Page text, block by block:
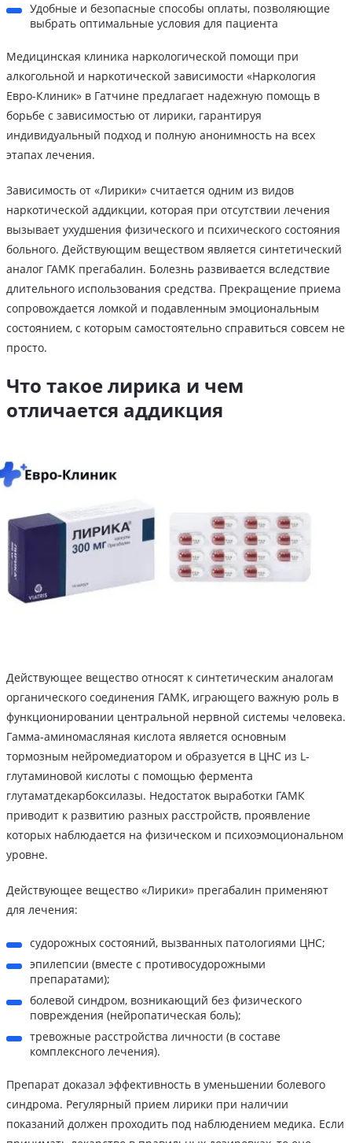
Удобные и безопасные способы оплаты, позволяющие
выбрать оптимальные условия для пациента
Медицинская клиника наркологической помощи при
алкогольной и наркотической зависимости «Наркология
Евро-Клиник» в Гатчине предлагает надежную помощь в
борьбе с зависимостью от лирики, гарантируя
индивидуальный подход и полную анонимность на всех
этапах лечения.
Зависимость от «Лирики» считается одним из видов
наркотической аддикции, которая при отсутствии лечения
вызывает ухудшения физического и психического состояния
больного. Действующим веществом является синтетический
аналог ГАМК прегабалин. Болезнь развивается вследствие
длительного использования средства. Прекращение приема
сопровождается ломкой и подавленным эмоциональным
состоянием, с которым самостоятельно справиться совсем не
просто.
Что такое лирика и чем
отличается аддикция
Действующее вещество относят к синтетическим аналогам
органического соединения ГАМК, играющего важную роль в
функционировании центральной нервной системы человека.
Гамма-аминомасляная кислота является основным
тормозным нейромедиатором и образуется в ЦНС из L-
глутаминовой кислоты с помощью фермента
глутаматдекарбоксилазы. Недостаток выработки ГАМК
приводит к развитию разных расстройств, проявление
которых наблюдается на физическом и психоэмоциональном
уровне.
Действующее вещество «Лирики» прегабалин применяют
для лечения:
судорожных состояний, вызванных патологиями ЦНС;
эпилепсии (вместе с противосудорожными
препаратами);
болевой синдром, возникающий без физического
повреждения (нейропатическая боль);
тревожные расстройства личности (в составе
комплексного лечения).
Препарат доказал эффективность в уменьшении болевого
синдрома. Регулярный прием лирики при наличии
показаний должен проходить под наблюдением медика. Если